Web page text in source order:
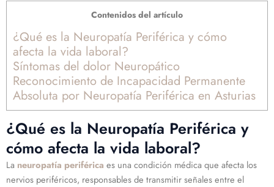
Contenidos del artículo
¿Qué es la Neuropatía Periférica y cómo
afecta la vida laboral?
Síntomas del dolor Neuropático
Reconocimiento de Incapacidad Permanente
Absoluta por Neuropatía Periférica en Asturias
¿Qué es la Neuropatía Periférica y
cómo afecta la vida laboral?
La neuropatía periférica es una condición médica que afecta los
nervios periféricos, responsables de transmitir señales entre el